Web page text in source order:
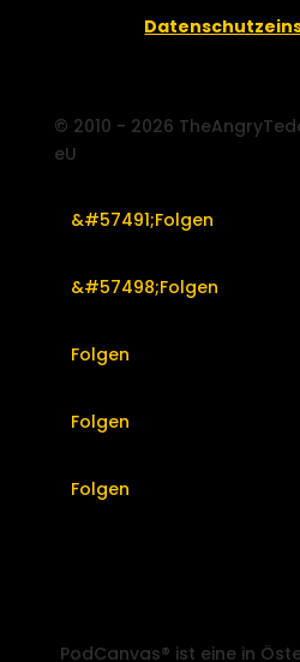
© 2010 - 2026
eU
Folgen
Folgen
Folgen
Folgen
Folgen
PodCanvas® ist eine in